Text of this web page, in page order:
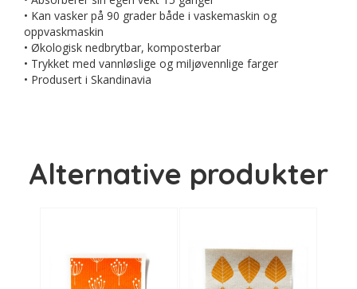
• Kan vasker på 90 grader både i vaskemaskin og
oppvaskmaskin
• Økologisk nedbrytbar, komposterbar
• Trykket med vannløslige og miljøvennlige farger
• Produsert i Skandinavia
Alternative produkter